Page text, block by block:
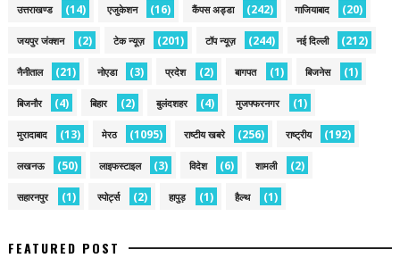
उत्तराखण्ड (14) एजुकेशन (16) कैंपस अड्डा (242) गाजियाबाद (20)
जयपुर जंक्शन (2) टेक न्यूज़ (201) टॉप न्यूज़ (244) नई द‍िल्ली (212)
नैनीताल (21) नोएडा (3) प्रदेश (2) बागपत (1) बिजनेस (1)
बिजनौर (4) बिहार (2) बुलंदशहर (4) मुजफ्फरनगर (1)
मुरादाबाद (13) मेरठ (1095) राष्टीय खबरे (256) राष्ट्रीय (192)
लखनऊ (50) लाइफस्टाइल (3) विदेश (6) शामली (2)
सहारनपुर (1) स्पोर्ट्स (2) हापुड़ (1) हैल्थ (1)
FEATURED POST